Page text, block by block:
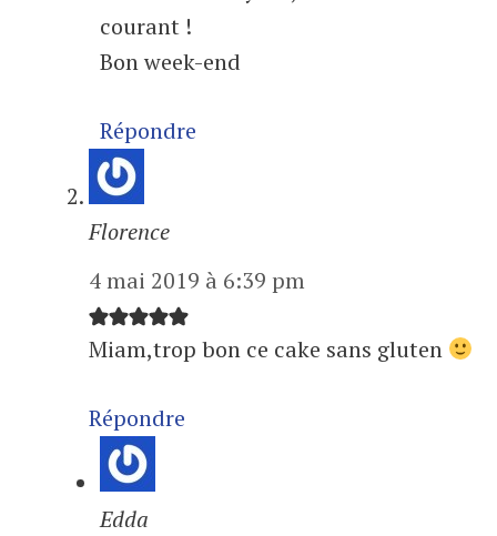
courant !
Bon week-end
Répondre
Florence
4 mai 2019 à 6:39 pm
Miam,trop bon ce cake sans gluten
Répondre
Edda